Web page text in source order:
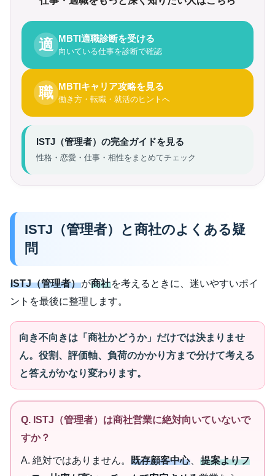
適 MBTI適職診断を受ける
向いている仕事を診断で確認
職 MBTIキャリア攻略を見る
働き方・転職・就活のヒントへ
ISTJ（管理者）の完全ガイドを見る
性格・恋愛・仕事・相性をまとめてチェック
ISTJ（管理者）と商社のよくある疑
問
ISTJ（管理者）が商社を考えるときに、迷いやすいポイ
ントを最後に整理します。
向き不向きは「商社かどうか」だけでは決まりませ
ん。役割、評価軸、負荷のかかり方まで分けて考える
と答えがかなり変わります。
Q. ISTJ（管理者）は商社営業に絶対向いていないで
すか？
A. 絶対ではありません。 既存顧客中心、提案よりフ